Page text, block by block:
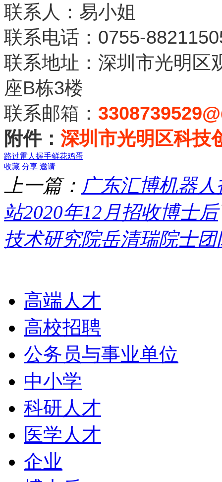
联系人：易小姐
联系电话： 0755-
联系地址：深圳市光明区
座B栋3楼
联系邮箱：
附件： 深圳市光明区科技
路过雷人 握手鲜花鸡蛋
收藏 分享 邀请
上一篇： 广东汇博机器
站2020年12月招收博士后
技术研究院岳清瑞院士
高端人才
高校招聘
公务员与事业单位
中小学
科研人才
医学人才
企业